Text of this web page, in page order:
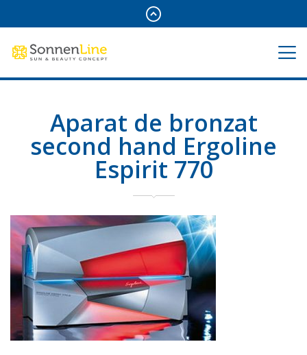
Aparat de bronzat
second hand Ergoline
Espirit 770